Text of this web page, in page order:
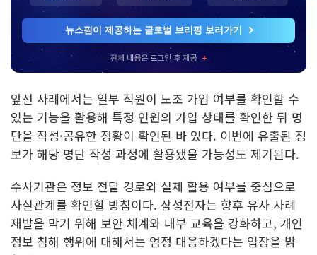
뉴스핌이 제공하는 글로벌 브리핑 보러가기
전체 내용은 로그인 후 제공 +
앞선 사례에서는 일부 직원이 노조 가입 여부를 확인할 수
있는 기능을 활용해 특정 인원의 가입 상태를 확인한 뒤 명
단을 작성·공유한 정황이 확인된 바 있다. 이번에 유출된 정
보가 해당 명단 작성 과정에 활용됐을 가능성도 제기된다.
수사기관은 정보 전달 경로와 실제 활용 여부를 중심으로
사실관계를 확인할 방침이다. 삼성전자는 향후 유사 사례
재발을 막기 위해 보안 체계와 내부 교육을 강화하고, 개인
정보 침해 행위에 대해서는 엄정 대응하겠다는 입장을 밝